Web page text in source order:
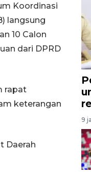
Koordinasi
langsung
10 Calon
dari DPRD
rapat
keterangan
Daerah
9